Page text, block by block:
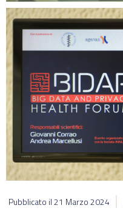
Pubblicato il21 Marzo 2024